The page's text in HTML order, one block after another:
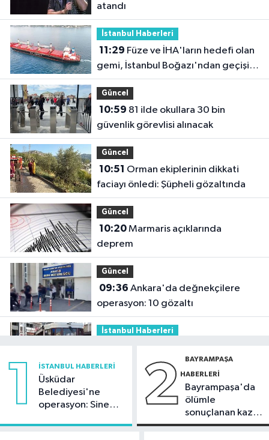
atandı
İstanbul Haberleri
11:29
gemi, İstanbul Boğazı'ndan geçişini
tamamladı
Güncel
10:59
güvenlik görevlisi alınacak
Güncel
10:51
faciayı önledi: Şüpheli gözaltında
Güncel
10:20Marmaris açıklarında
deprem
Güncel
09:36
operasyon: 10 gözaltı
İstanbul Haberleri
sıcaklıklar 32 dereceyi görecek
Bahçelievler Haberleri
09:13
bisiklet dağıtım töreni
1 İSTANBUL HABERLERI
Üsküdar
Belediyesi'ne
operasyon: Sinem
2 BAYRAMPAŞA
HABERLERI
Bayrampaşa'da
ölümle
sonuçlanan kaza:
Sürücü